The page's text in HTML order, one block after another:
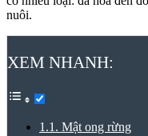
nuôi.
XEM NHANH:
1.1. Mật ong rừng